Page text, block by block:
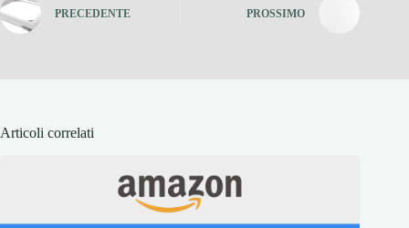
PRECEDENTE PROSSIMO
Articoli correlati